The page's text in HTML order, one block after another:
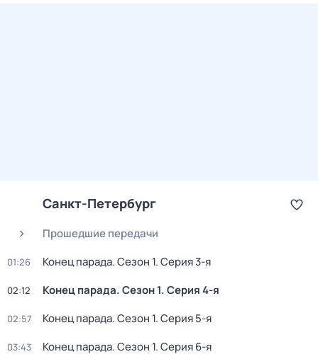
Санкт-Петербург
Прошедшие передачи
01:26 Конец парада. Сезон 1. Серия 3-я
02:12 Конец парада. Сезон 1. Серия 4-я
02:57 Конец парада. Сезон 1. Серия 5-я
03:43 Конец парада. Сезон 1. Серия 6-я